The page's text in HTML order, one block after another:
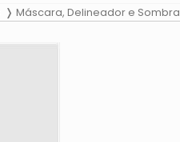
Máscara, Delineador e Sombra